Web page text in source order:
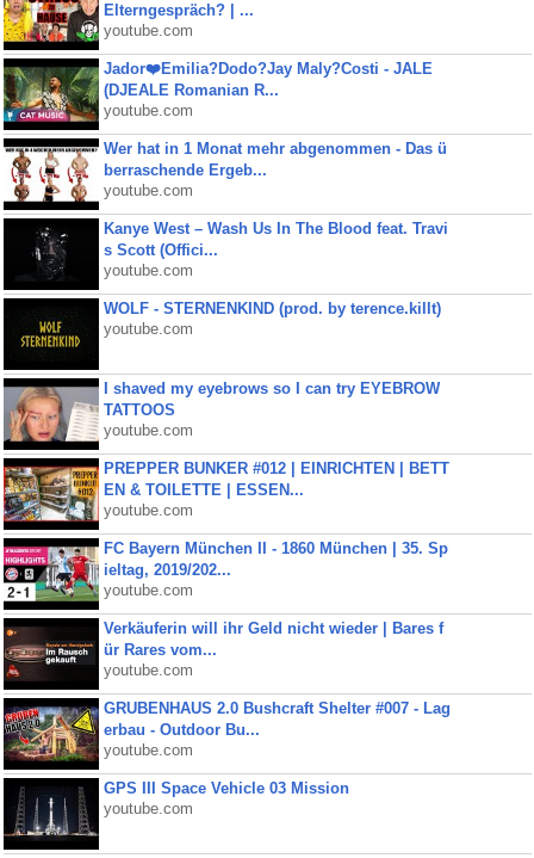
Elterngespräch? | ...
youtube.com
Jador❤️Emilia?Dodo?Jay Maly?Costi - JALE
(DJEALE Romanian R...
youtube.com
Wer hat in 1 Monat mehr abgenommen - Das ü
berraschende Ergeb...
youtube.com
Kanye West – Wash Us In The Blood feat. Travi
s Scott (Offici...
youtube.com
WOLF - STERNENKIND (prod. by terence.killt)
youtube.com
I shaved my eyebrows so I can try EYEBROW
TATTOOS
youtube.com
PREPPER BUNKER #012 | EINRICHTEN | BETT
EN & TOILETTE | ESSEN...
youtube.com
FC Bayern München II - 1860 München | 35. Sp
ieltag, 2019/202...
youtube.com
Verkäuferin will ihr Geld nicht wieder | Bares f
ür Rares vom...
youtube.com
GRUBENHAUS 2.0 Bushcraft Shelter #007 - Lag
erbau - Outdoor Bu...
youtube.com
GPS III Space Vehicle 03 Mission
youtube.com